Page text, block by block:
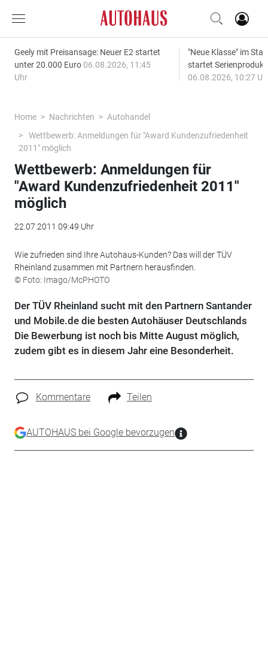
Geely mit Preisansage: Neuer E2 startet
unter 20.000 Euro 06.08.2026, 11:45
Uhr
"Neue Klasse" im
startet
06.08.2026, 10:27
Home Nachrichten
Autohandel
Wettbewerb: Anmeldungen für "Award Kundenzufriedenheit
2011" möglich
Wettbewerb: Anmeldungen für
"Award Kundenzufriedenheit 2011"
möglich
22.07.2011 09:49 Uhr
Wie zufrieden sind Ihre Autohaus-Kunden? Das will der TÜV
Rheinland zusammen mit Partnern herausfinden.
© Foto: Imago/McPHOTO
Der TÜV Rheinland sucht mit den Partnern Santander
und Mobile.de die besten Autohäuser Deutschlands
Die Bewerbung ist noch bis Mitte August möglich,
zudem gibt es in diesem Jahr eine Besonderheit.
Kommentare Teilen
AUTOHAUS bei Google bevorzugen